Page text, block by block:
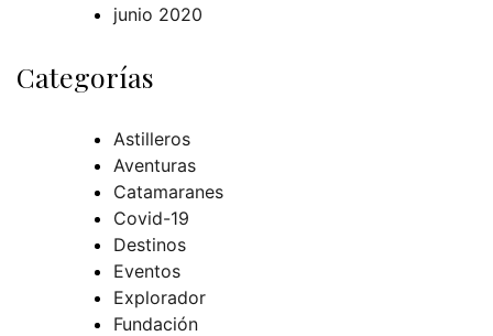
junio 2020
Categorías
Astilleros
Aventuras
Catamaranes
Covid-19
Destinos
Eventos
Explorador
Fundación